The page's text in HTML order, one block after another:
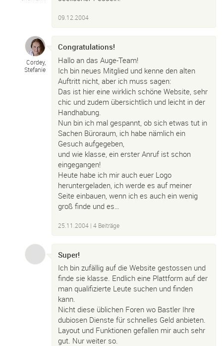
09.12.2004
Cordey,
Stefanie
Congratulations!
Hallo an das Auge-Team!
Ich bin neues Mitglied und kenne den alten
Auftritt nicht, aber ich muss sagen:
Das ist hier eine wirklich schöne Website, sehr
chic und zudem übersichtlich und leicht in der
Handhabung.
Nun bin ich mal gespannt, ob sich etwas tut in
Sachen Büroraum, ich habe nämlich ein
Gesuch aufgegeben,
und wie klasse, ein erster Anruf ist schon
eingegangen!
Heute habe ich mir auch euer Logo
heruntergeladen, ich werde es auf meiner
Seite einbauen, wenn ich es auch ein wenig
groß finde und es…
25.11.2004 | 4 Beiträge
Super!
Ich bin zufällig auf die Website gestossen und
finde sie klasse. Endlich eine Plattform auf der
man qualifizierte Leute suchen und finden
kann.
Nicht diese üblichen Foren wo Bastler Ihre
dubiosen Dienste für schnelles Geld anbieten.
Layout und Funktionen gefallen mir auch sehr
gut. Nur weiter so.